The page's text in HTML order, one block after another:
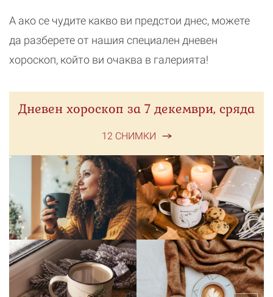
А ако се чудите какво ви предстои днес, можете
да разберете от нашия специален дневен
хороскоп, който ви очаква в галерията!
Дневен хороскоп за 7 декември, сряда
12 СНИМКИ